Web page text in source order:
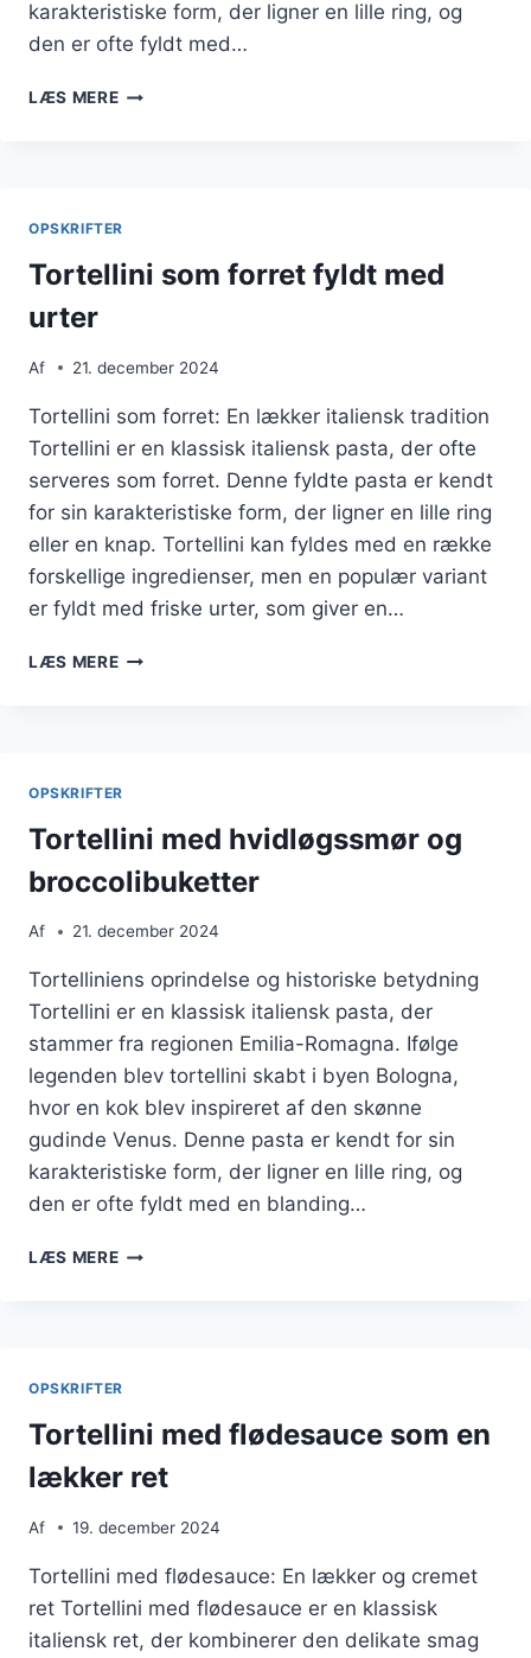
karakteristiske form, der ligner en lille ring, og
den er ofte fyldt med…
LÆS MERETORTELLINI
OPSKRIFTER
Tortellini som forret fyldt med
urter
Af 21. december 2024
Tortellini som forret: En lækker italiensk tradition
Tortellini er en klassisk italiensk pasta, der ofte
serveres som forret. Denne fyldte pasta er kendt
for sin karakteristiske form, der ligner en lille ring
eller en knap. Tortellini kan fyldes med en række
forskellige ingredienser, men en populær variant
er fyldt med friske urter, som giver en…
LÆS MERETORTELLINI
OPSKRIFTER
Tortellini med hvidløgssmør og
broccolibuketter
Af 21. december 2024
Tortelliniens oprindelse og historiske betydning
Tortellini er en klassisk italiensk pasta, der
stammer fra regionen Emilia-Romagna. Ifølge
legenden blev tortellini skabt i byen Bologna,
hvor en kok blev inspireret af den skønne
gudinde Venus. Denne pasta er kendt for sin
karakteristiske form, der ligner en lille ring, og
den er ofte fyldt med en blanding…
LÆS MERETORTELLINI
OPSKRIFTER
Tortellini med flødesauce som en
lækker ret
Af 19. december 2024
Tortellini med flødesauce: En lækker og cremet
ret Tortellini med flødesauce er en klassisk
italiensk ret, der kombinerer den delikate smag